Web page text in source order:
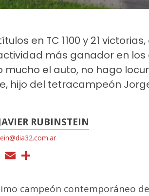
en TC 1100 y 21
más ganador en los
mucho el auto, no hago
hijo del tetracampeón
RUBINSTEIN
Telegram
Email
campeón contemporáneo